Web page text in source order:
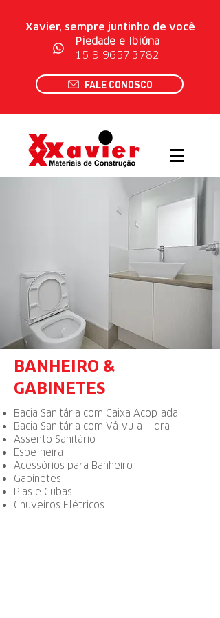
Xavier, sempre juntinho de você
Piedade e Ibiúna
15 9 9657.3782
FALE CONOSCO
BANHEIRO &
GABINETES
Bacia Sanitária com Caixa Acoplada
Bacia Sanitária com Válvula Hidra
Assento Sanitário
Espelheira
Acessórios para Banheiro
Gabinetes
Pias e Cubas
Chuveiros Elétricos